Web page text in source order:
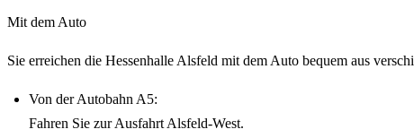
Mit dem Auto
Sie erreichen die Hessenhalle Alsfeld mit dem Auto bequem aus
Von der Autobahn A5:
Fahren Sie zur Ausfahrt Alsfeld-West.